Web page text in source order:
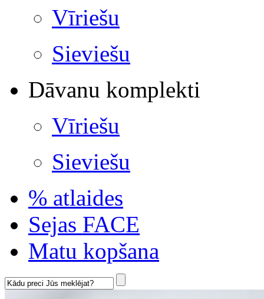
Vīriešu
Sieviešu
Dāvanu komplekti
Vīriešu
Sieviešu
% atlaides
Sejas FACE
Matu kopšana